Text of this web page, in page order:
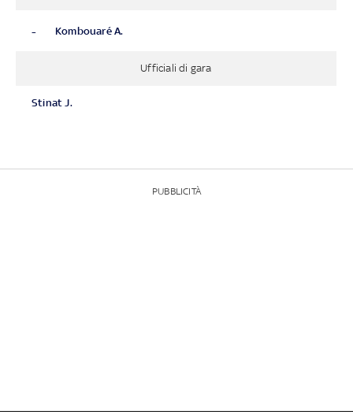
- Kombouaré A.
Ufficiali di gara
Stinat J.
PUBBLICITÀ